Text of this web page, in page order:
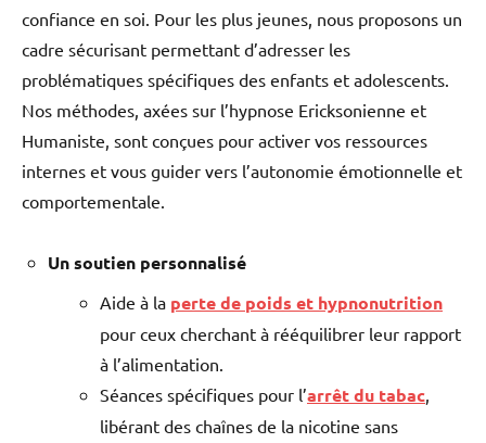
confiance en soi. Pour les plus jeunes, nous proposons un
cadre sécurisant permettant d’adresser les
problématiques spécifiques des enfants et adolescents.
Nos méthodes, axées sur l’hypnose Ericksonienne et
Humaniste, sont conçues pour activer vos ressources
internes et vous guider vers l’autonomie émotionnelle et
comportementale.
Un soutien personnalisé
Aide à la perte de poids et hypnonutrition
pour ceux cherchant à rééquilibrer leur rapport
à l’alimentation.
Séances spécifiques pour l’arrêt du tabac
libérant des chaînes de la nicotine sans